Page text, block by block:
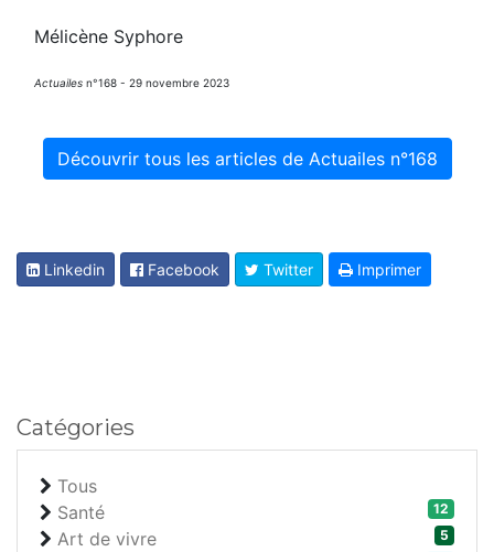
Mélicène Syphore
Actuailes n°168 - 29 novembre 2023
Découvrir tous les articles de Actuailes n°168
Linkedin Facebook Twitter Imprimer
Catégories
Tous
Santé
12
Art de vivre 5